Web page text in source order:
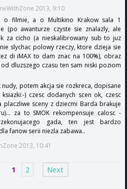
2013, 9:10
o filmie, a o Multikino Krakow sala 1
(po awanturze czyste sie znalazly, ale
za cicho (a nieskalibrowany sub to juz
slychac polowy rzeczy, ktore dzieja sie
di iMAX to dam znac na 100%), obraz
dluzszego czasu ten sam niski poziom
nudy, potem akcja sie rozkreca, dopisane
) czesc dodanych scen ok, czesc
sceny z dziecmi Barda brakuje
za to SMOK rekompensuje calosc -
gada, ten jest bardzo
fanow serii niezla zabawa..
2013, 10:41
1 2 Next